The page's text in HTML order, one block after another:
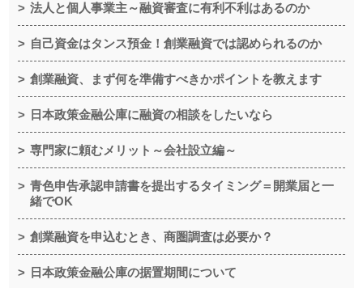
法人と個人事業主～融資審査に有利不利はあるのか
自己資金はタンス預金！創業融資では認められるのか
創業融資、まず何を準備すべきかポイントを教えます
日本政策金融公庫に融資の相談をしたいなら
専門家に頼むメリット～会社設立編～
青色申告承認申請書を提出するタイミング＝開業届と一
緒でOK
創業融資を申込むとき、商圏調査は必要か？
日本政策金融公庫の据置期間について